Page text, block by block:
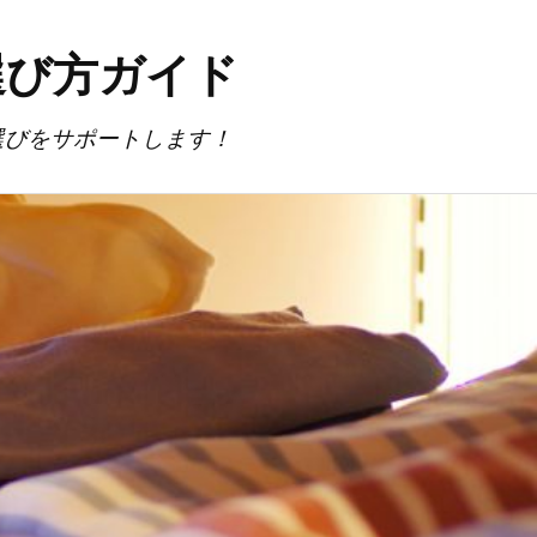
方ガイド
をサポートします！